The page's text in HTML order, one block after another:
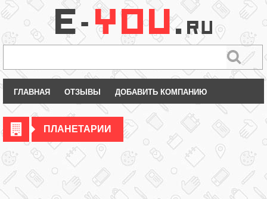
ГЛАВНАЯ ОТЗЫВЫ ДОБАВИТЬ КОМПАНИЮ
ПЛАНЕТАРИИ